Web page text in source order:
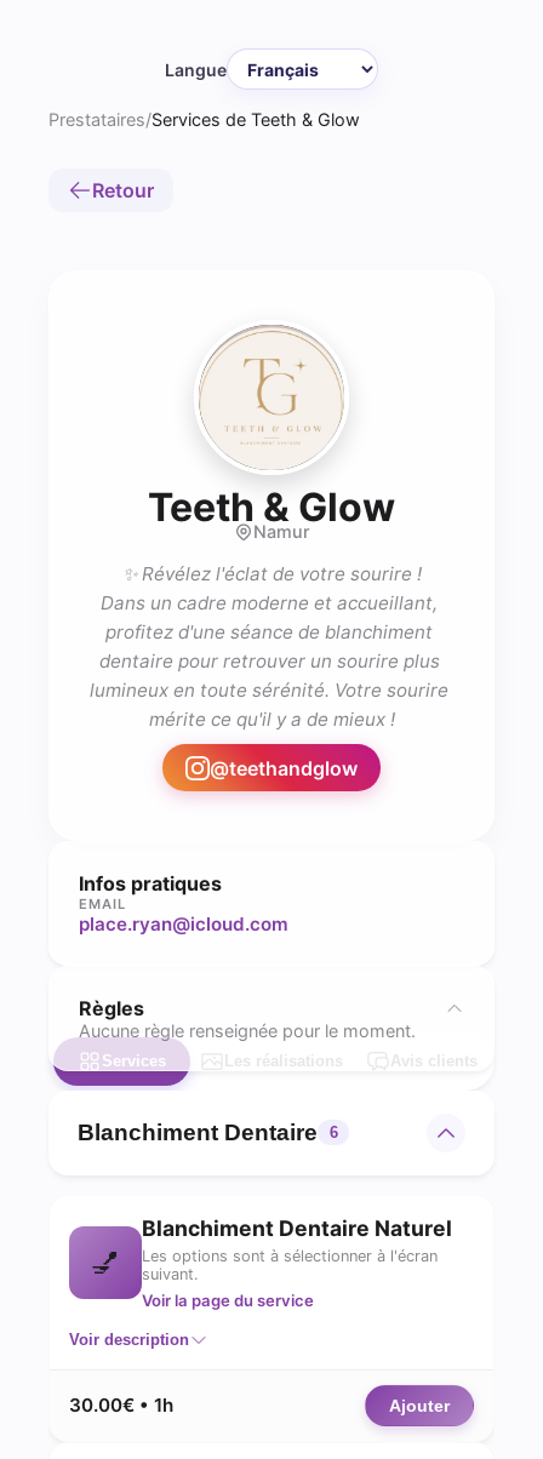
Langue
Prestataires/Services de Teeth & Glow
Retour
Teeth & Glow-
Namur
✨ Révélez l'éclat de votre sourire !
Dans un cadre moderne et accueillant,
profitez d'une séance de blanchiment
dentaire pour retrouver un sourire plus
lumineux en toute sérénité. Votre sourire
mérite ce qu'il y a de mieux !
@teethandglow
Infos pratiques
EMAIL
place.ryan@icloud.com
Règles
Aucune règle renseignée pour le moment.
Services Les réalisations Avis clients
Blanchiment Dentaire 6
💅
Blanchiment Dentaire Naturel
Les options sont à sélectionner à l'écran
suivant.
Voir la page du service
Voir description
30.00€ • 1h Ajouter